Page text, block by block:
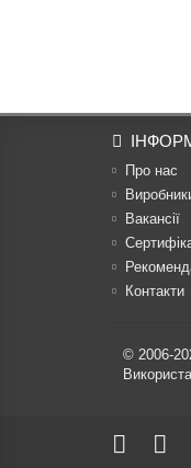
Про нас
Вакансії
Контакти
© 2006-